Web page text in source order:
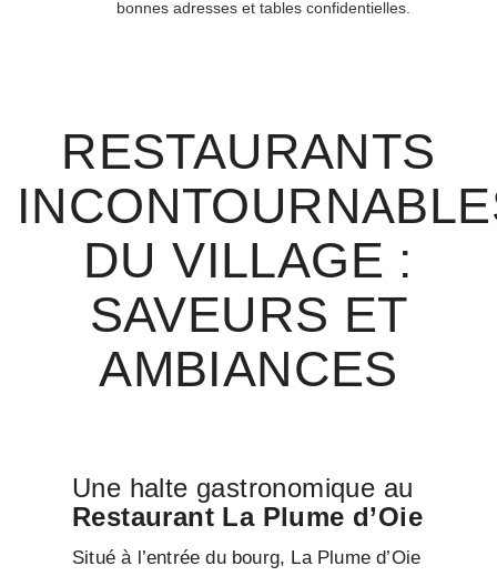
bonnes adresses et tables confidentielles.
RESTAURANTS
DU VILLAGE :
SAVEURS ET
AMBIANCES
Une halte gastronomique au
Restaurant La Plume d’Oie
Situé à l’entrée du bourg, La Plume d’Oie